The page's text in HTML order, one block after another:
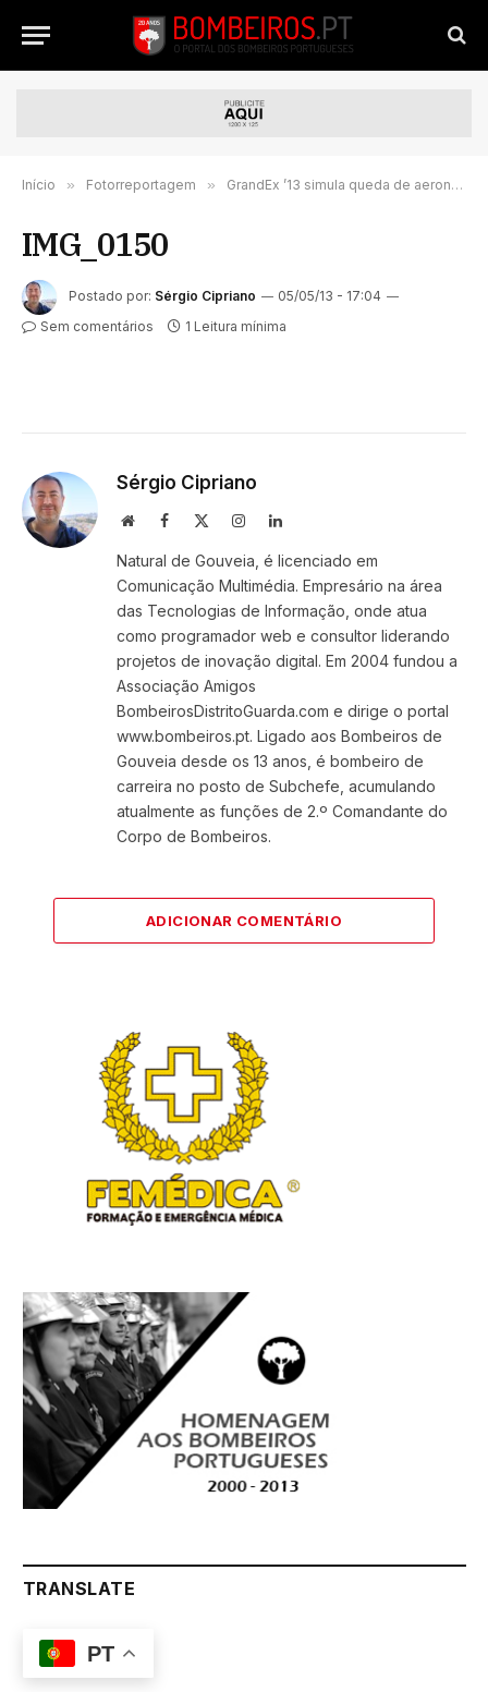
Início » Fotorreportagem » GrandEx ’13 simula queda de aeronave na Marinha Grande
IMG_0150
Postado por: Sérgio Cipriano
05/05/13 - 17:04
Sem comentários
1 Leitura mínima
Sérgio Cipriano
WebsiteFacebook InstagramLinkedIn
Natural de Gouveia, é licenciado em
Comunicação Multimédia. Empresário na área
das Tecnologias de Informação, onde atua
como programador web e consultor liderando
projetos de inovação digital. Em 2004 fundou a
Associação Amigos
BombeirosDistritoGuarda.com e dirige o portal
www.bombeiros.pt. Ligado aos Bombeiros de
Gouveia desde os 13 anos, é bombeiro de
carreira no posto de Subchefe, acumulando
atualmente as funções de 2.º Comandante do
Corpo de Bombeiros.
ADICIONAR COMENTÁRIO
TRANSLATE
PT